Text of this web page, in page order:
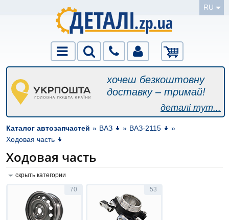
RU
хочеш безкоштовну
доставку – тримай!
деталі тут...
Каталог автозапчастей » ВАЗ » ВАЗ-2115
»
Ходовая часть
Ходовая часть
скрыть категории
70
53